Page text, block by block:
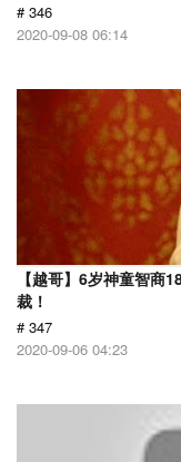
# 346
2020-09-08 06:14
【越哥】6岁神童智商
裁！
# 347
2020-09-06 04:23